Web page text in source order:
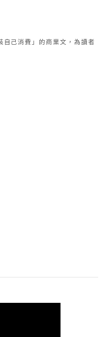
自己消費」的商業文，為讀者